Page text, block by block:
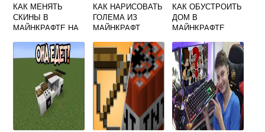
КАК МЕНЯТЬ
СКИНЫ В
МАЙНКРАФТЕ НА
КАК НАРИСОВАТЬ
ГОЛЕМА ИЗ
МАЙНКРАФТ
КАК ОБУСТРОИТЬ
ДОМ В
МАЙНКРАФТЕ
МОДОВ КРАСИВО